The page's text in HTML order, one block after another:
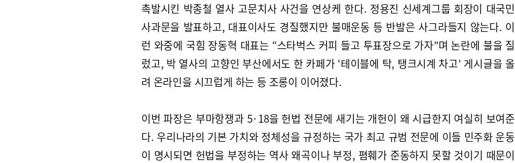
촉발시킨 박종철 열사 고문치사 사건을 연상케 한다. 정용진 신세계그룹 회장이 대국민
사과문을 발표하고, 대표이사도 경질했지만 불매운동 등 반발은 사그라들지 않는다. 이
런 와중에 국힘 장동혁 대표는 “스타벅스 커피 들고 투표장으로 가자”며 논란에 불을 질
렀고, 박 열사의 고향인 부산에서도 한 카페가 ‘테이블에 탁, 탱크시계 차고’ 게시글을 올
려 온라인을 시끄럽게 하는 등 조롱이 이어졌다.
이번 파장은 부마항쟁과 5·18을 헌법 전문에 새기는 개헌이 왜 시급한지 여실히 보여준
다. 우리나라의 기본 가치와 정체성을 규정하는 국가 최고 규범 전문에 이들 민주화 운동
이 명시되면 헌법을 부정하는 역사 왜곡이나 부정, 폄훼가 준동하지 못할 것이기 때문이